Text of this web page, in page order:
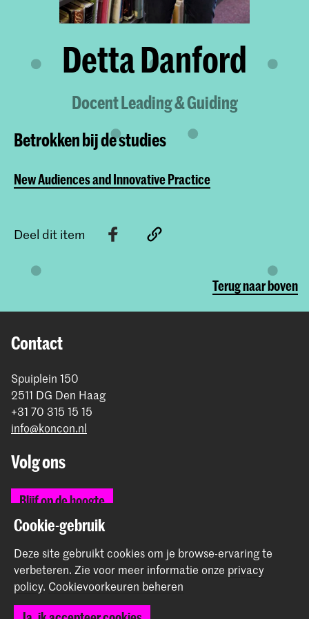
Detta Danford
Docent Leading & Guiding
Betrokken bij de studies
New Audiences and Innovative Practice
Deel dit item
Terug naar boven
Contact
Spuiplein 150
2511 DG Den Haag
+31 70 315 15 15
info@koncon.nl
Volg ons
Blijf op de hoogte
InstagramYouTube
Het Koninklijk Conservatorium en de Koninklijke
Cookie-gebruik
Deze site gebruikt cookies om je browse-ervaring te
verbeteren. Zie voor meer informatie onze privacy
policy. Cookievoorkeuren beheren